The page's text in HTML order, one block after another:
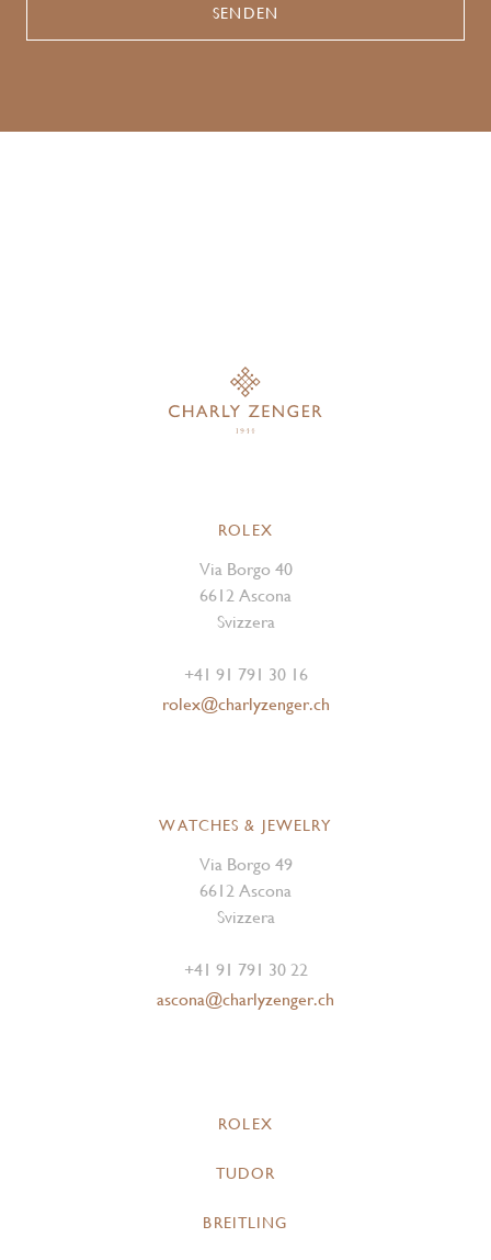
ROLEX
Via Borgo 40
6612 Ascona
Svizzera
+41 91 791 30 16
rolex@charlyzenger.ch
WATCHES & JEWELRY
Via Borgo 49
6612 Ascona
Svizzera
+41 91 791 30 22
ascona@charlyzenger.ch
ROLEX
TUDOR
BREITLING